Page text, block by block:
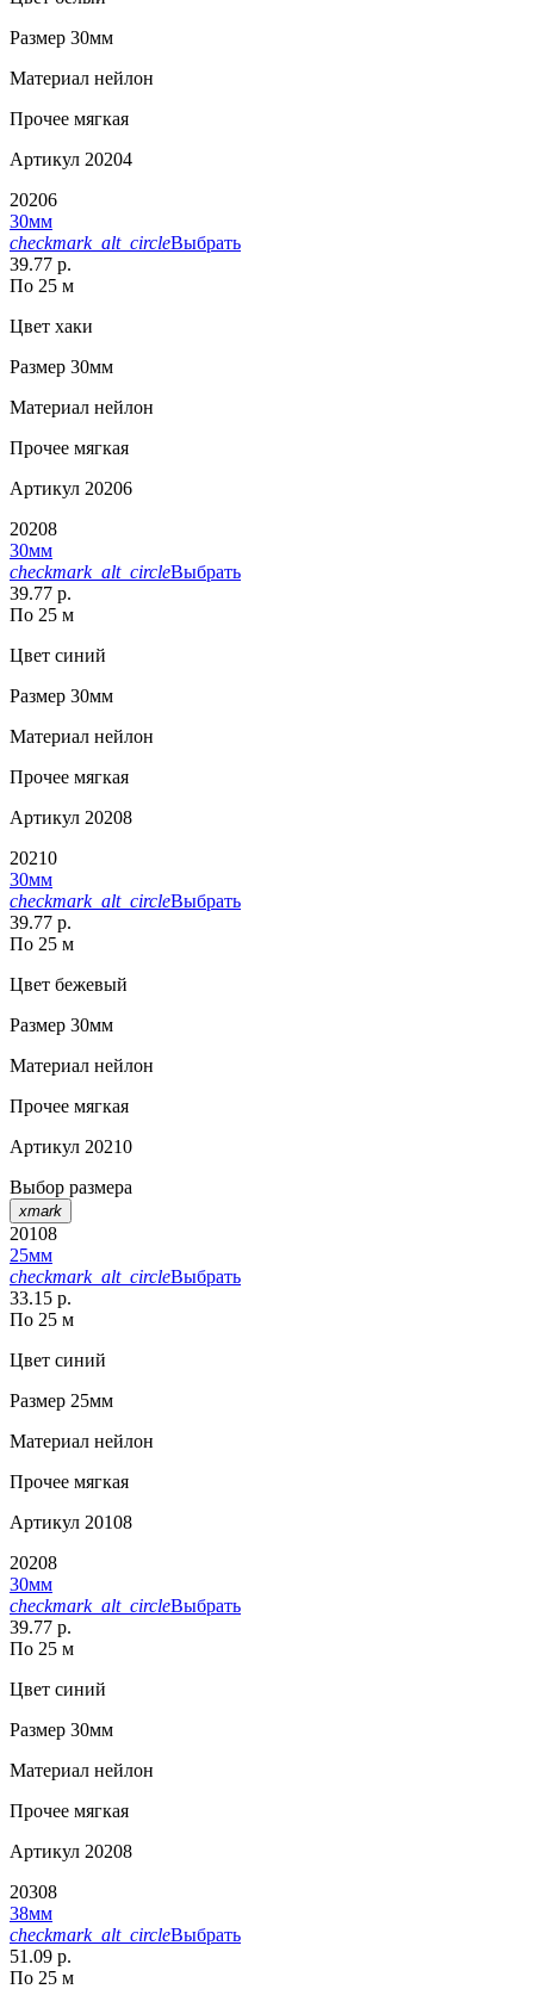
Размер 30мм
Материал нейлон
Прочее мягкая
Артикул 20204
20206
30мм
checkmark_alt_circleВыбрать
39.77 р.
По 25 м
Цвет хаки
Размер 30мм
Материал нейлон
Прочее мягкая
Артикул 20206
20208
30мм
checkmark_alt_circleВыбрать
39.77 р.
По 25 м
Цвет синий
Размер 30мм
Материал нейлон
Прочее мягкая
Артикул 20208
20210
30мм
checkmark_alt_circleВыбрать
39.77 р.
По 25 м
Цвет бежевый
Размер 30мм
Материал нейлон
Прочее мягкая
Артикул 20210
Выбор размера
xmark
20108
25мм
checkmark_alt_circleВыбрать
33.15 р.
По 25 м
Цвет синий
Размер 25мм
Материал нейлон
Прочее мягкая
Артикул 20108
20208
30мм
checkmark_alt_circleВыбрать
39.77 р.
По 25 м
Цвет синий
Размер 30мм
Материал нейлон
Прочее мягкая
Артикул 20208
20308
38мм
checkmark_alt_circleВыбрать
51.09 р.
По 25 м